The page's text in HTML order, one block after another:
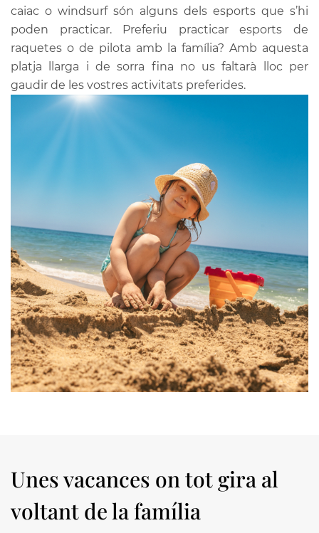
caiac o windsurf són alguns dels esports que s’hi
poden practicar. Preferiu practicar esports de
raquetes o de pilota amb la família? Amb aquesta
platja llarga i de sorra fina no us faltarà lloc per
gaudir de les vostres activitats preferides.
Unes vacances on tot gira al
voltant de la família